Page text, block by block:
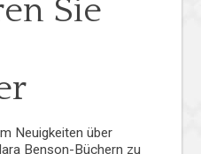
Sie
Neuigkeiten über
Benson-Büchern zu